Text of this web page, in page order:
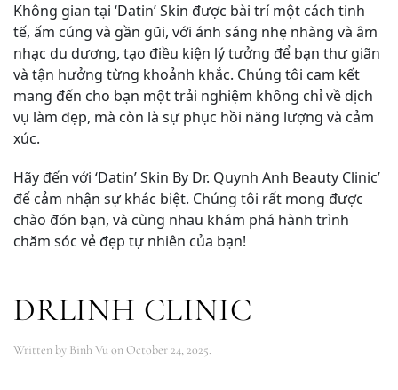
Không gian tại ‘Datin’ Skin được bài trí một cách tinh
tế, ấm cúng và gần gũi, với ánh sáng nhẹ nhàng và âm
nhạc du dương, tạo điều kiện lý tưởng để bạn thư giãn
và tận hưởng từng khoảnh khắc. Chúng tôi cam kết
mang đến cho bạn một trải nghiệm không chỉ về dịch
vụ làm đẹp, mà còn là sự phục hồi năng lượng và cảm
xúc.
Hãy đến với ‘Datin’ Skin By Dr. Quynh Anh Beauty Clinic’
để cảm nhận sự khác biệt. Chúng tôi rất mong được
chào đón bạn, và cùng nhau khám phá hành trình
chăm sóc vẻ đẹp tự nhiên của bạn!
DRLINH CLINIC
Written by Binh Vu onOctober 24, 2025.